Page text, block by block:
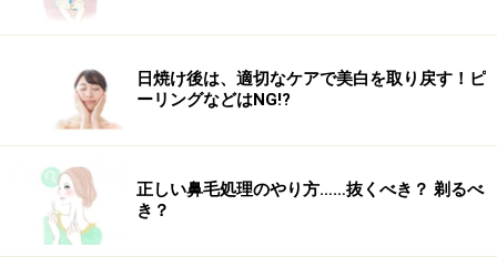
手術方法により多少の差がありますが、48時間後からお
化粧をすることができます。長引きやすいのは内出血に
ドウをすることで隠すことができます。
日焼け後は、適切なケアで美白を取り戻す！ピ
ーリングなどはNG!?
正しい鼻毛処理のやり方……抜くべき？ 剃るべ
き？